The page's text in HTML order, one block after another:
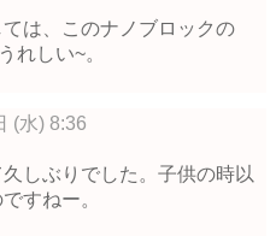
は、このナノブロックの
れしい~。
(水) 8:36
しぶりでした。子供の時以
すねー。